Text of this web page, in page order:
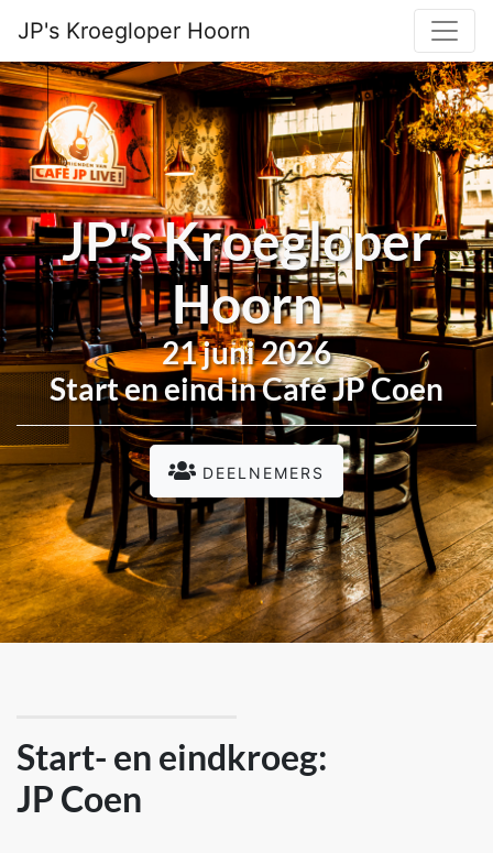
JP's Kroegloper Hoorn
JP's Kroegloper
Hoorn
21 juni 2026
Start en eind in Café JP Coen
DEELNEMERS
Start- en eindkroeg:
JP Coen